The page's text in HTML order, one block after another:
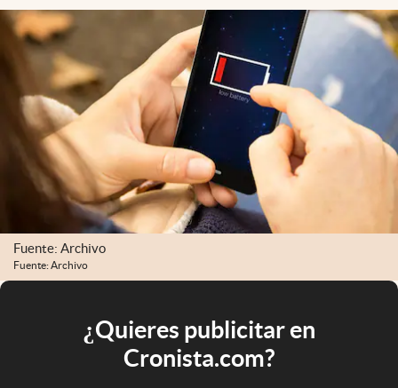
Fuente: Archivo
Fuente: Archivo
¿Quieres publicitar en
Cronista.com?